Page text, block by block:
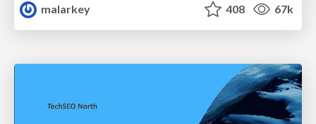
malarkey 408 67k